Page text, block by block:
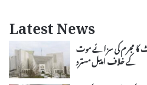
Latest News
کا مجرم کی سزائے موت
کے خلاف اپیل مسترد